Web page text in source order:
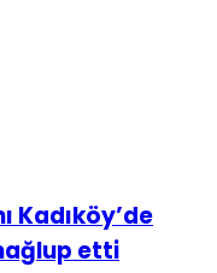
Kadıköy’de
etti